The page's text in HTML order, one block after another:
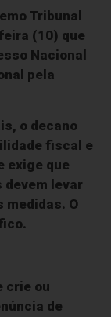
Tribunal
(10) que
Nacional
pela
o decano
fiscal e
exige que
levar
medidas. O
crie ou
de